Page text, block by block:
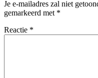
Je e-mailadres zal niet
gemarkeerd met *
Reactie *